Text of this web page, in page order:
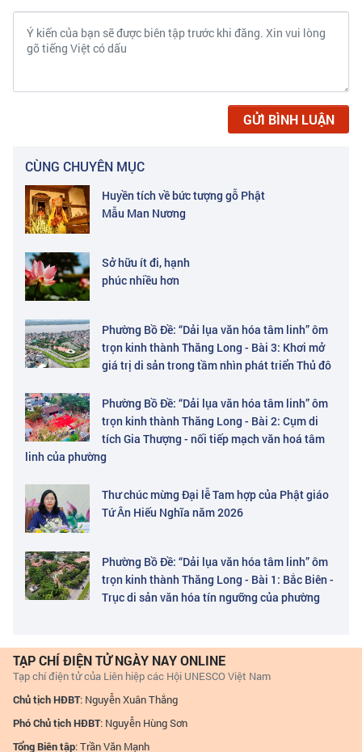
GỬI BÌNH LUẬN
CÙNG CHUYÊN MỤC
Huyền tích về bức tượng gỗ Phật
Mẫu Man Nương
Sở hữu ít đi, hạnh
phúc nhiều hơn
Phường Bồ Đề: “Dải lụa văn hóa tâm linh” ôm
trọn kinh thành Thăng Long - Bài 3: Khơi mở
giá trị di sản trong tầm nhìn phát triển Thủ đô
Phường Bồ Đề: “Dải lụa văn hóa tâm linh” ôm
trọn kinh thành Thăng Long - Bài 2: Cụm di
tích Gia Thượng - nối tiếp mạch văn hoá tâm
linh của phường
Thư chúc mừng Đại lễ Tam hợp của Phật giáo
Tứ Ân Hiếu Nghĩa năm 2026
Phường Bồ Đề: “Dải lụa văn hóa tâm linh” ôm
trọn kinh thành Thăng Long - Bài 1: Bắc Biên -
Trục di sản văn hóa tín ngưỡng của phường
TẠP CHÍ ĐIỆN TỬ NGÀY NAY ONLINE
Tạp chí điện tử của Liên hiệp các Hội UNESCO Việt Nam
Chủ tịch HĐBT: Nguyễn Xuân Thắng
Phó Chủ tịch HĐBT: Nguyễn Hùng Sơn
Tổng Biên tập: Trần Văn Mạnh